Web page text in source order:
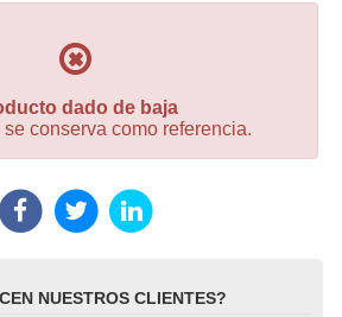
dado de baja
conserva como referencia.
NUESTROS CLIENTES?